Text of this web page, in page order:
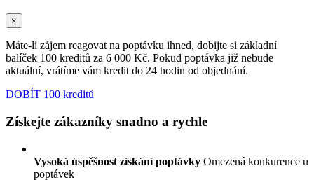
×
Máte-li zájem reagovat na poptávku ihned, dobijte si základní
balíček 100 kreditů za 6 000 Kč. Pokud poptávka již nebude
aktuální, vrátíme vám kredit do 24 hodin od objednání.
DOBÍT 100 kreditů
Získejte zákazníky snadno a rychle
Vysoká úspěšnost získání poptávky Omezená konkurence u
poptávek